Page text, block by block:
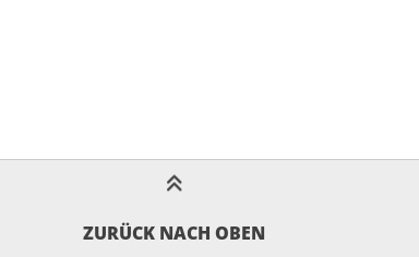
ZURÜCK NACH OBEN